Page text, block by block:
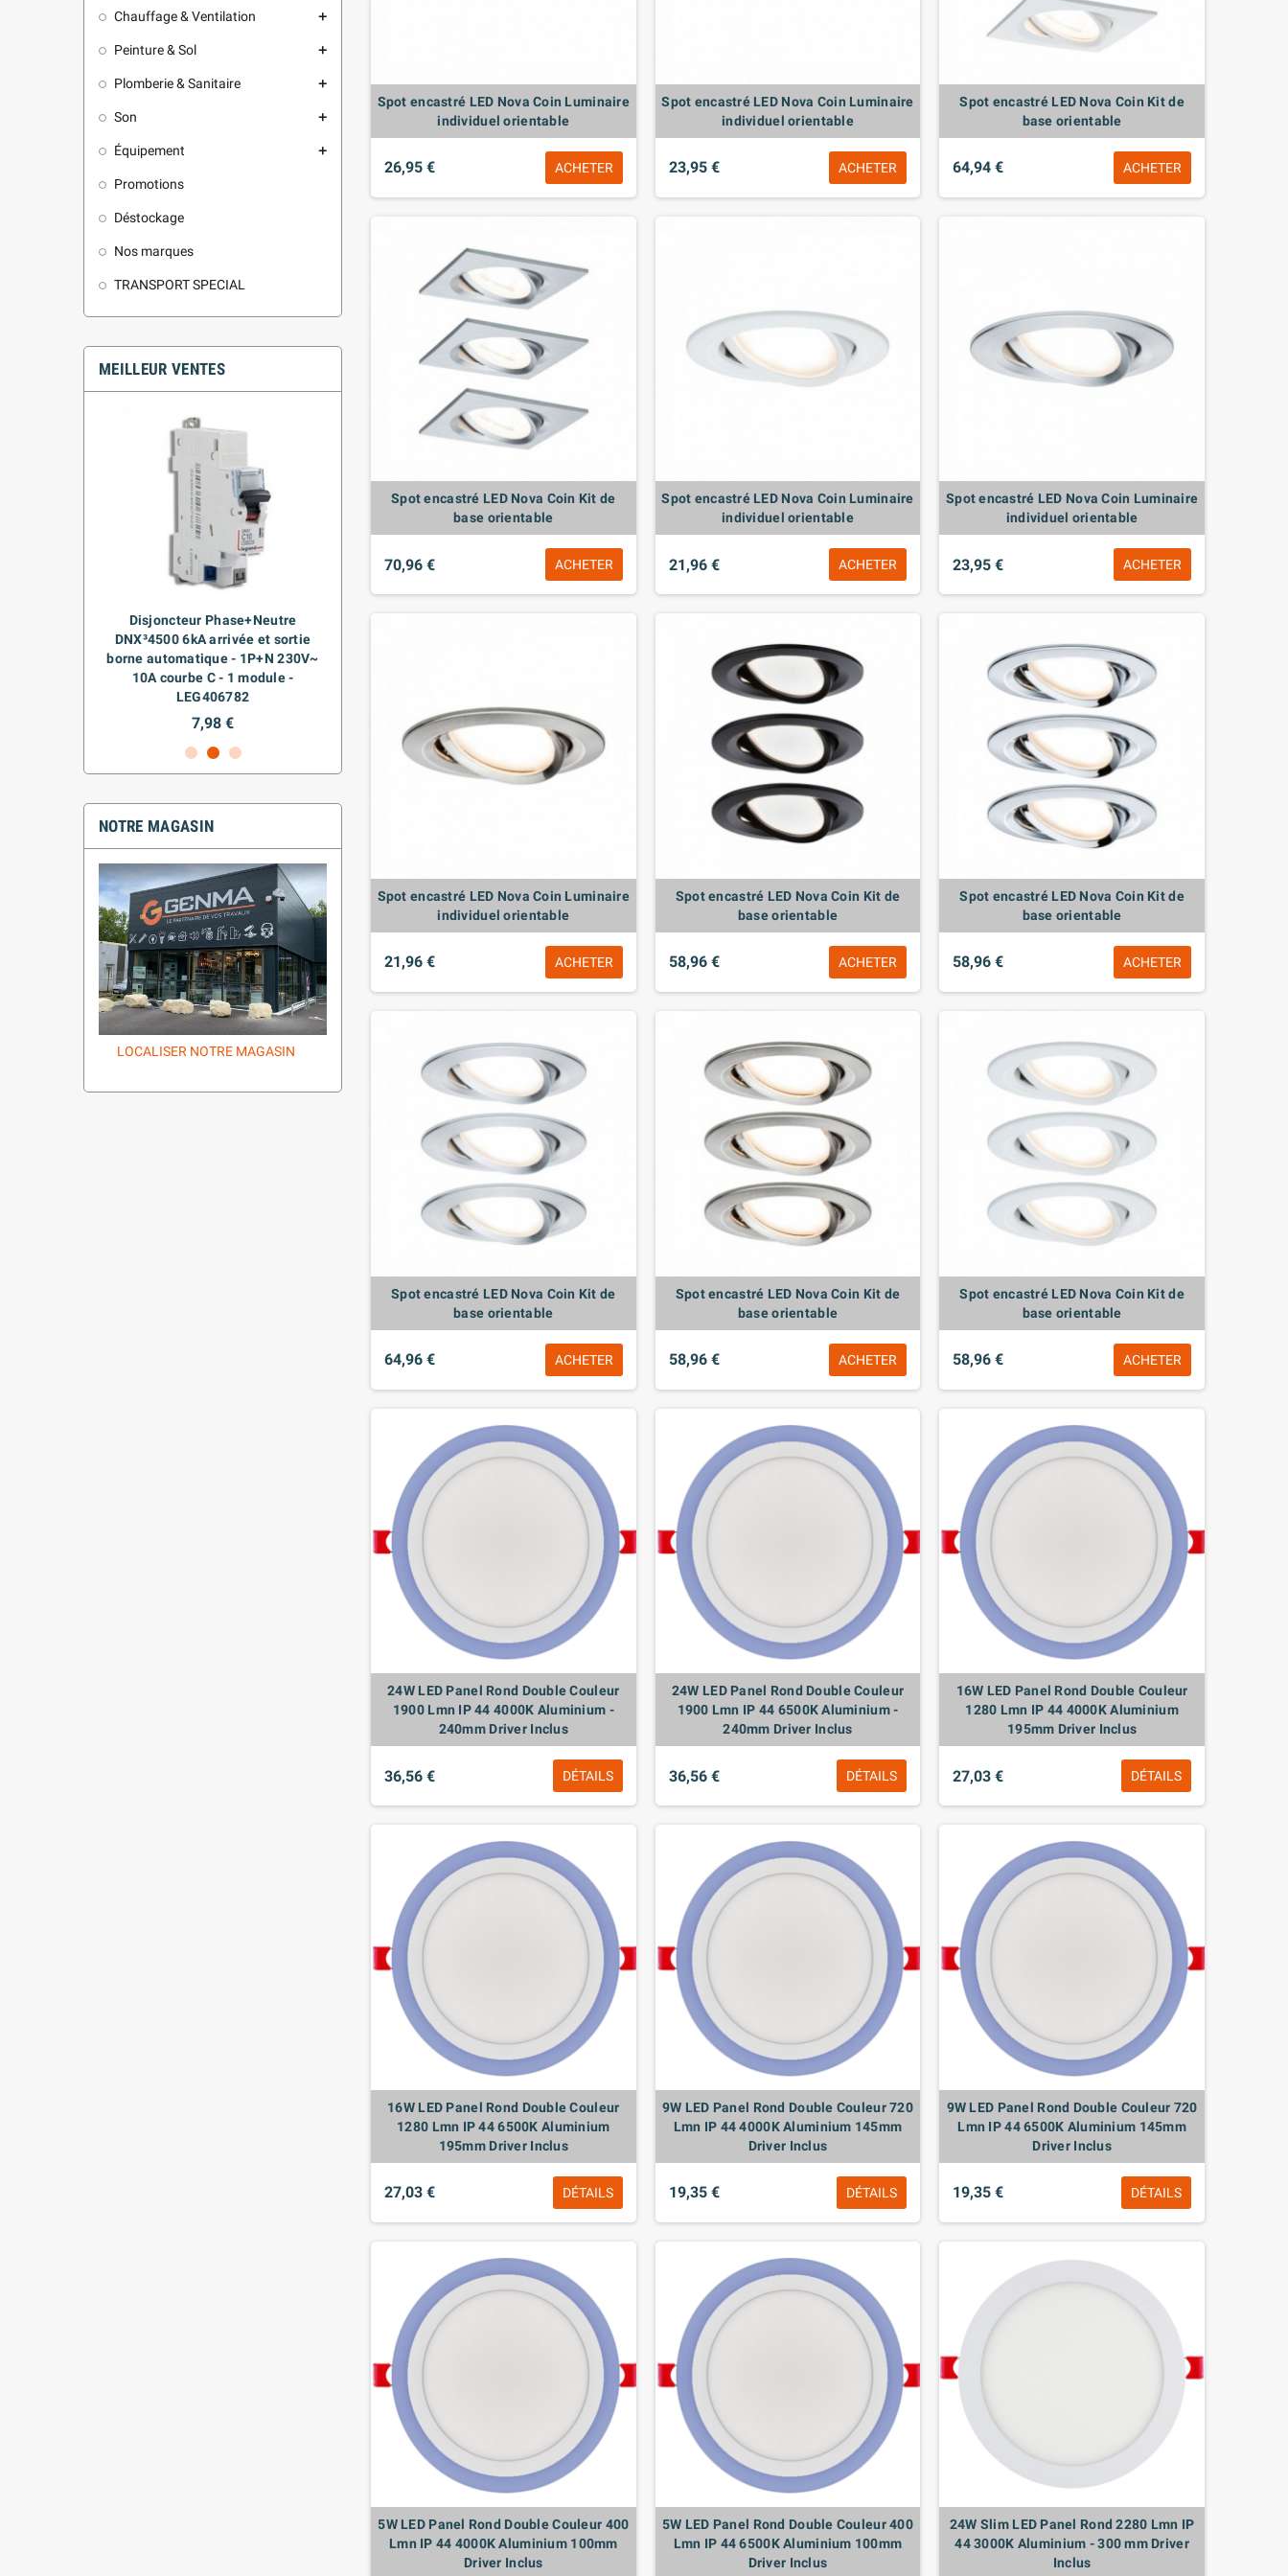
Chauffage & Ventilation add
Peinture & Sol add
Plomberie & Sanitaire add
Son add
Équipement add
Promotions
Déstockage
Nos marques
TRANSPORT SPECIAL
MEILLEUR VENTES
Disjoncteur Phase+Neutre
DNX³4500 6kA arrivée et sortie
borne automatique - 1P+N 230V~
10A courbe C - 1 module -
LEG406782
7,98 €
8,16 €
NOTRE MAGASIN
LOCALISER NOTRE MAGASIN
Spot encastré LED Nova Coin Luminaire
individuel orientable
26,95 € ACHETER
Spot encastré LED Nova Coin Luminaire
individuel orientable
23,95 € ACHETER
Spot encastré LED Nova Coin Kit de
base orientable
64,94 € ACHETER
Spot encastré LED Nova Coin Kit de
base orientable
70,96 € ACHETER
Spot encastré LED Nova Coin Luminaire
individuel orientable
21,96 € ACHETER
Spot encastré LED Nova Coin Luminaire
individuel orientable
23,95 € ACHETER
Spot encastré LED Nova Coin Luminaire
individuel orientable
21,96 € ACHETER
Spot encastré LED Nova Coin Kit de
base orientable
58,96 € ACHETER
Spot encastré LED Nova Coin Kit de
base orientable
58,96 € ACHETER
Spot encastré LED Nova Coin Kit de
base orientable
64,96 € ACHETER
Spot encastré LED Nova Coin Kit de
base orientable
58,96 € ACHETER
Spot encastré LED Nova Coin Kit de
base orientable
58,96 € ACHETER
24W LED Panel Rond Double Couleur
1900 Lmn IP 44 4000K Aluminium -
240mm Driver Inclus
36,56 € DÉTAILS
24W LED Panel Rond Double Couleur
1900 Lmn IP 44 6500K Aluminium -
240mm Driver Inclus
36,56 € DÉTAILS
16W LED Panel Rond Double Couleur
1280 Lmn IP 44 4000K Aluminium
195mm Driver Inclus
27,03 € DÉTAILS
16W LED Panel Rond Double Couleur
1280 Lmn IP 44 6500K Aluminium
195mm Driver Inclus
27,03 € DÉTAILS
9W LED Panel Rond Double Couleur 720
Lmn IP 44 4000K Aluminium 145mm
Driver Inclus
19,35 € DÉTAILS
9W LED Panel Rond Double Couleur 720
Lmn IP 44 6500K Aluminium 145mm
Driver Inclus
19,35 € DÉTAILS
5W LED Panel Rond Double Couleur 400
Lmn IP 44 4000K Aluminium 100mm
Driver Inclus
5W LED Panel Rond Double Couleur 400
Lmn IP 44 6500K Aluminium 100mm
Driver Inclus
24W Slim LED Panel Rond 2280 Lmn IP
44 3000K Aluminium - 300 mm Driver
Inclus